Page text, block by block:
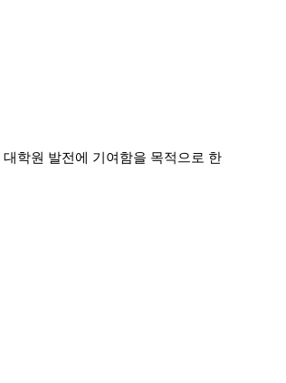
학원 발전에 기여함을 목적으로 한